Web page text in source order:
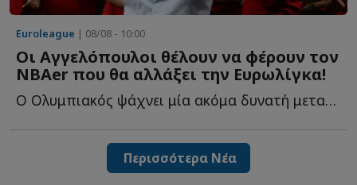
Euroleague | 08/08 - 10:00
Οι Αγγελόπουλοι θέλουν να φέρουν τον
NBAer που θα αλλάξει την Ευρωλίγκα!
Ο Ολυμπιακός ψάχνει μία ακόμα δυνατή μεταγραφή και ξ...
Περισσότερα Νέα